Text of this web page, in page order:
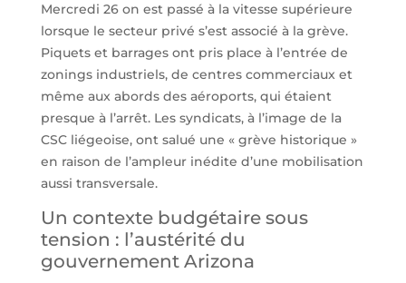
Mercredi 26 on est passé à la vitesse supérieure
lorsque le secteur privé s’est associé à la grève.
Piquets et barrages ont pris place à l’entrée de
zonings industriels, de centres commerciaux et
même aux abords des aéroports, qui étaient
presque à l’arrêt. Les syndicats, à l’image de la
CSC liégeoise, ont salué une « grève historique »
en raison de l’ampleur inédite d’une mobilisation
aussi transversale.
Un contexte budgétaire sous
tension : l’austérité du
gouvernement Arizona